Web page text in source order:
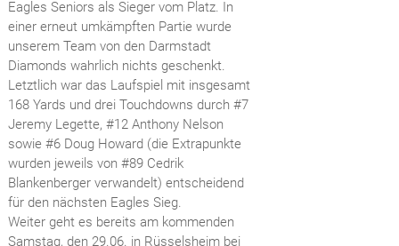
Eagles Seniors als Sieger vom Platz. In
einer erneut umkämpften Partie wurde
unserem Team von den Darmstadt
Diamonds wahrlich nichts geschenkt.
Letztlich war das Laufspiel mit insgesamt
168 Yards und drei Touchdowns durch #7
Jeremy Legette, #12 Anthony Nelson
sowie #6 Doug Howard (die Extrapunkte
wurden jeweils von #89 Cedrik
Blankenberger verwandelt) entscheidend
für den nächsten Eagles Sieg.
Weiter geht es bereits am kommenden
Samstag, den 29.06. in Rüsselsheim bei